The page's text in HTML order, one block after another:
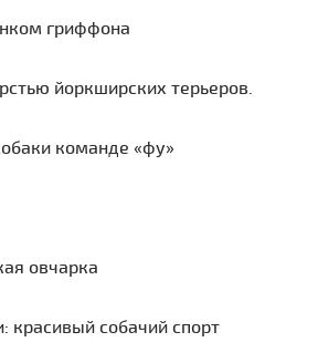
гриффона
йоркширских терьеров.
команде «фу»
овчарка
красивый собачий спорт